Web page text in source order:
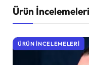
Ürün İncelemeleri
ÜRÜN İNCELEMELERI